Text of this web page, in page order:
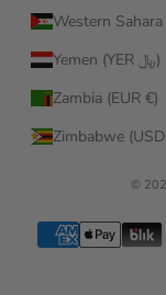
Yemen (YER ﷼)
Zambia (EUR €)
Zimbabwe
©